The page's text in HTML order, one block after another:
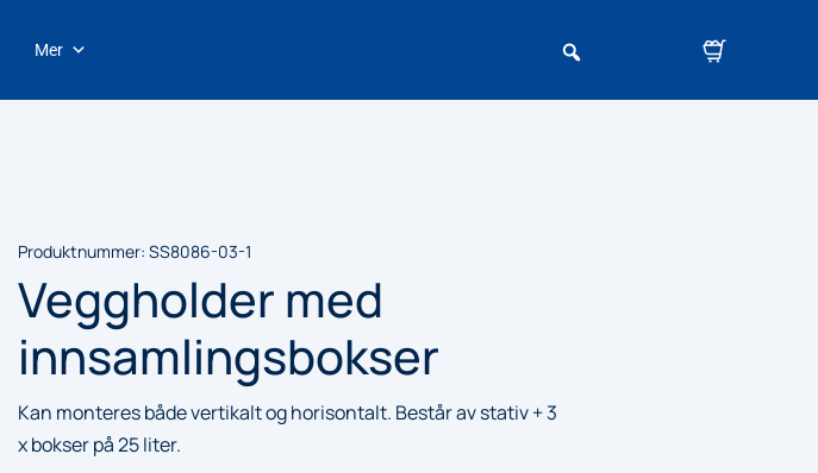
Mer
Produktnummer: SS8086-03-1
Veggholder med
innsamlingsbokser
Kan monteres både vertikalt og horisontalt. Består av stativ + 3
x bokser på 25 liter.